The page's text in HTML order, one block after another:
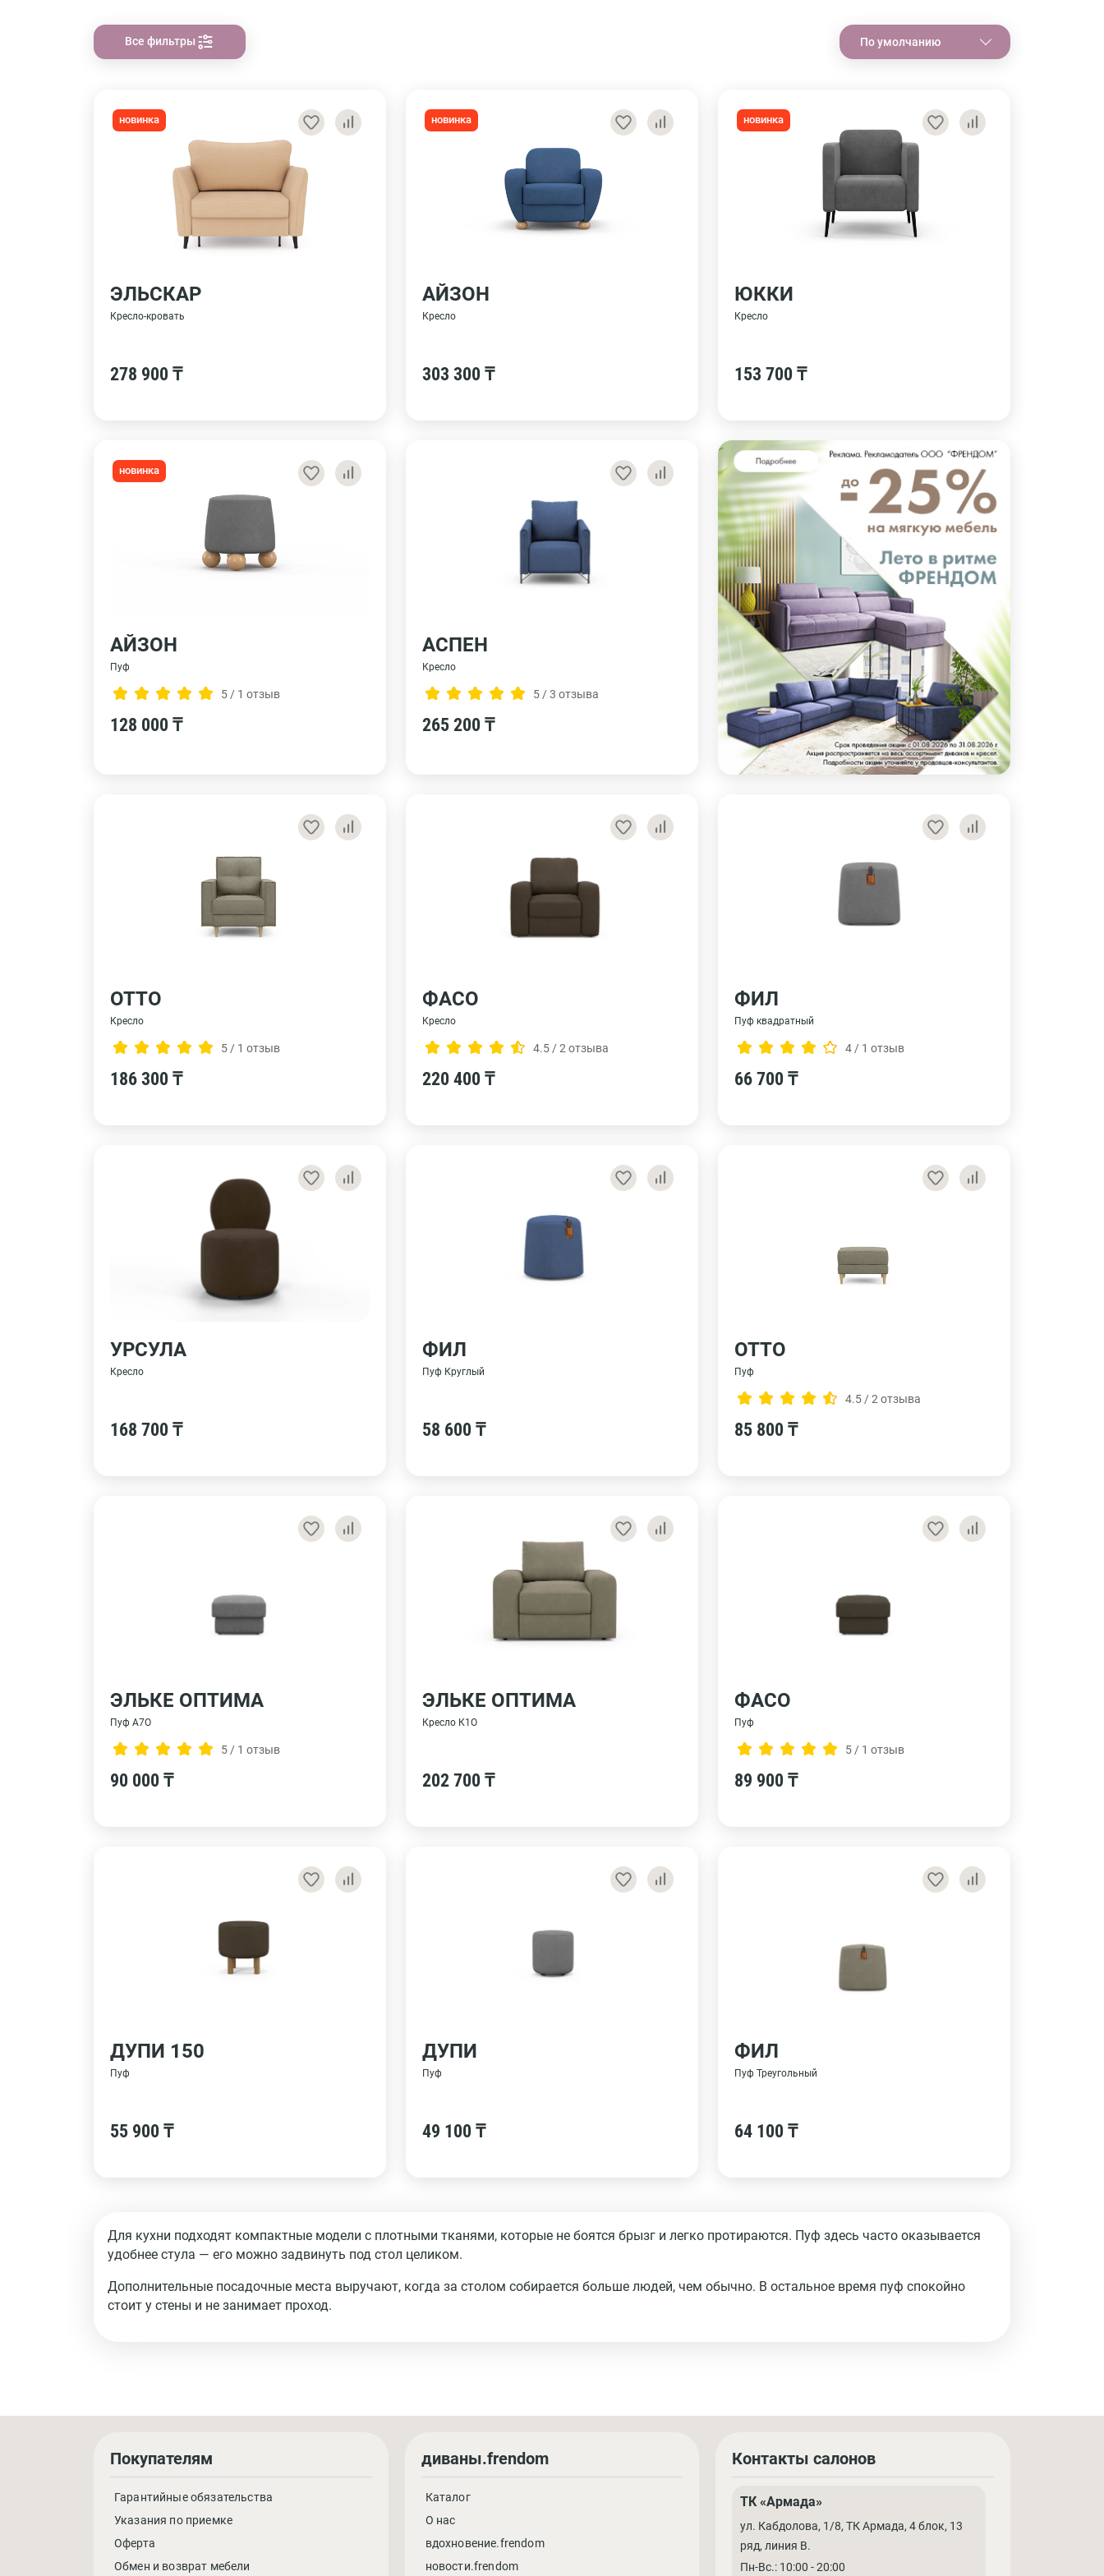
Все фильтры По умолчанию
новинка
ЭЛЬСКАР
Кресло-кровать
278 900 ₸
новинка
АЙЗОН
Кресло
303 300 ₸
новинка
ЮККИ
Кресло
153 700 ₸
новинка
АЙЗОН
Пуф
5 / 1 отзыв
128 000 ₸
АСПЕН
Кресло
5 / 3 отзыва
265 200 ₸
ОТТО
Кресло
5 / 1 отзыв
186 300 ₸
ФАСО
Кресло
4.5 / 2 отзыва
220 400 ₸
ФИЛ
Пуф квадратный
4 / 1 отзыв
66 700 ₸
УРСУЛА
Кресло
168 700 ₸
ФИЛ
Пуф Круглый
58 600 ₸
ОТТО
Пуф
4.5 / 2 отзыва
85 800 ₸
ЭЛЬКЕ ОПТИМА
Пуф А7О
5 / 1 отзыв
90 000 ₸
ЭЛЬКЕ ОПТИМА
Кресло К1О
202 700 ₸
ФАСО
Пуф
5 / 1 отзыв
89 900 ₸
ДУПИ 150
Пуф
55 900 ₸
ДУПИ
Пуф
49 100 ₸
ФИЛ
Пуф Треугольный
64 100 ₸
Для кухни подходят компактные модели с плотными тканями, которые не боятся брызг и легко протираются. Пуф здесь часто оказывается
удобнее стула — его можно задвинуть под стол целиком.
Дополнительные посадочные места выручают, когда за столом собирается больше людей, чем обычно. В остальное время пуф спокойно
стоит у стены и не занимает проход.
Покупателям
Гарантийные обязательства
Указания по приемке
Оферта
Обмен и возврат мебели
диваны.frendom
Каталог
О нас
вдохновение.frendom
новости.frendom
Контакты салонов
ТК «Армада»
ул. Кабдолова, 1/8, ТК Армада, 4 блок, 13
ряд, линия В.
Пн-Вс.: 10:00 - 20:00